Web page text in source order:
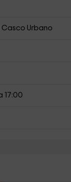
Casco Urbano
17:00